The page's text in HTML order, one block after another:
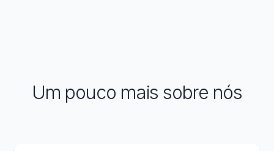
Um pouco mais sobre nós